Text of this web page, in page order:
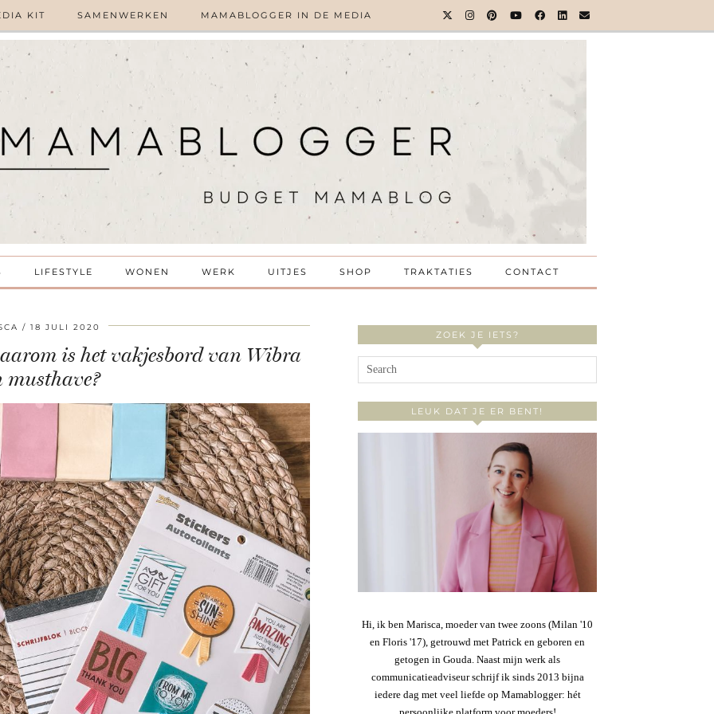
KIT SAMENWERKEN MAMABLOGGER IN DE MEDIA
LIFESTYLE WONEN WERK UITJES SHOP TRAKTATIES CONTACT
18 JULI 2020
is het vakjesbord van Wibra
musthave?
ZOEK JE IETS?
LEUK DAT JE ER BENT!
Hi, ik ben Marisca, moeder van twee zoons (Milan '10
en Floris '17), getrouwd met Patrick en geboren en
getogen in Gouda. Naast mijn werk als
communicatieadviseur schrijf ik sinds 2013 bijna
iedere dag met veel liefde op Mamablogger: hét